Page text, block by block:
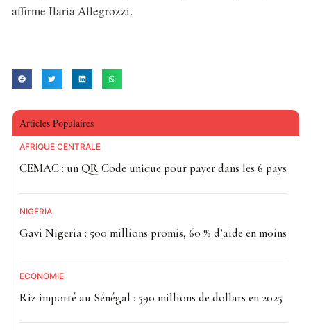
affirme Ilaria Allegrozzi.
Articles Populaires
AFRIQUE CENTRALE
CEMAC : un QR Code unique pour payer dans les 6 pays
NIGÉRIA
Gavi Nigeria : 500 millions promis, 60 % d’aide en moins
ECONOMIE
Riz importé au Sénégal : 590 millions de dollars en 2025